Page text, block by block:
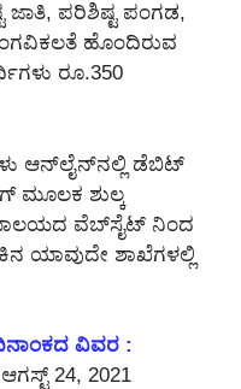
ಜಾತಿ, ಪರಿಶಿಷ್ಟ ಪಂಗಡ,
ಹೊಂದಿರುವ
ರೂ.350
ಆನ್‌ಲೈನ್‌ನಲ್ಲಿ ಡೆಬಿಟ್
ಮೂಲಕ ಶುಲ್ಕ
ವೆಬ್‌ಸೈಟ್ ನಿಂದ
ಯಾವುದೇ ಶಾಖೆಗಳಲ್ಲಿ
ವಿವರ :
24, 2021